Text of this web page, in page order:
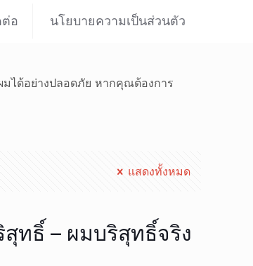
อ นโยบายความเป็นส่วนตัว
ได้อย่างปลอดภัย หากคุณต้องการ
แสดงทั้งหมด
ทธิ์ – ผมบริสุทธิ์จริง